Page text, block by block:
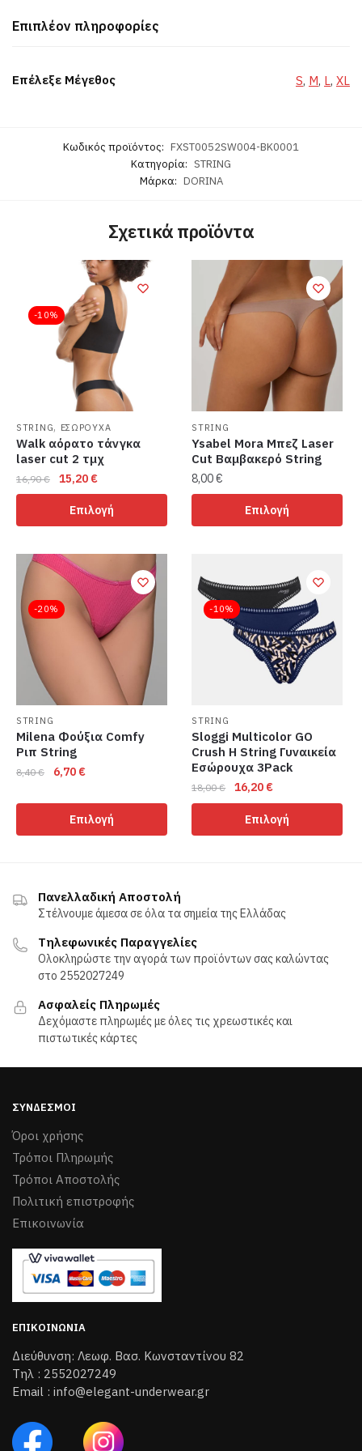
Επιπλέον πληροφορίες
Επέλεξε Μέγεθος S, M, L, XL
Κωδικός προϊόντος: FXST0052SW004-BK0001
Κατηγορία: STRING
Μάρκα: DORINA
Σχετικά προϊόντα
-10%
STRING, ΕΣΩΡΟΥΧΑ
Walk αόρατο τάνγκα
laser cut 2 τμχ
16,90€
Original
price
was:
16,90 €.
15,20 €Η
τρέχουσα
τιμή
είναι:
Επιλογή
το
έχει
πολλαπλές
παραλλαγές.
Οι
επιλογές
μπορούν
επιλεγούν
στη
σελίδα
του
προϊόντος
STRING
Ysabel Mora Μπεζ Laser
Cut Βαμβακερό String
8,00€
Επιλογή
το
πολλαπλές
παραλλαγές.
επιλογές
στη
σελίδα
του
προϊόντος
-20%
STRING
Milena Φούξια Comfy
Ριπ String
8,40€
Original
was:
8,40 €.
6,70 €Η
τιμή
είναι:
Επιλογή
προϊόν
παραλλαγές.
επιλογές
μπορούν
στη
σελίδα
προϊόντος
-10%
STRING
Sloggi Multicolor GO
Crush H String Γυναικεία
Εσώρουχα 3Pack
18,00€
Original
price
was:
18,00 €.
16,20 €Η
τρέχουσα
τιμή
είναι:
Επιλογή
το
παραλλαγές.
επιλογές
μπορούν
στη
του
Πανελλαδική Αποστολή
Στέλνουμε άμεσα σε όλα τα σημεία της Ελλάδας
Τηλεφωνικές Παραγγελίες
Ολοκληρώστε την αγορά των προϊόντων σας καλώντας
στο 2552027249
Ασφαλείς Πληρωμές
Δεχόμαστε πληρωμές με όλες τις χρεωστικές και
πιστωτικές κάρτες
ΣΎΝΔΕΣΜΟΙ
Όροι χρήσης
Τρόποι Πληρωμής
Τρόποι Aποστολής
Πολιτική επιστροφής
Επικοινωνία
ΕΠΙΚΟΙΝΩΝΊΑ
Διεύθυνση: Λεωφ. Βασ. Κωνσταντίνου 82
Τηλ : 2552027249
Email : info@elegant-underwear.gr